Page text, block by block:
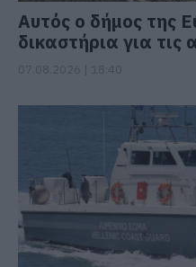
Αυτός ο δήμος της
δικαστήρια για τις